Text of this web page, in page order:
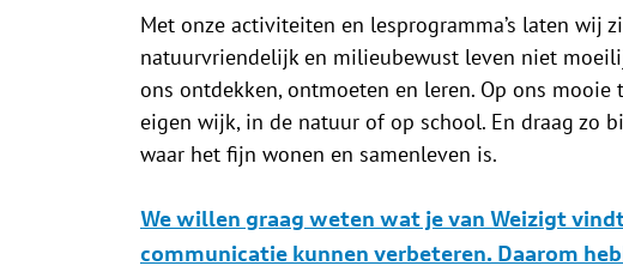
Met onze activiteiten en lesprogramma’s laten wij
natuurvriendelijk en milieubewust leven niet
ons ontdekken, ontmoeten en leren. Op ons mooie
eigen wijk, in de natuur of op school. En draag zo
waar het fijn wonen en samenleven is.
We willen graag weten wat je van Weizigt
communicatie kunnen verbeteren. Daarom